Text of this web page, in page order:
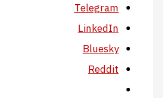
Telegram
LinkedIn
Bluesky
Reddit